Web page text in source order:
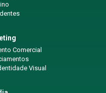
Comercial
Visual